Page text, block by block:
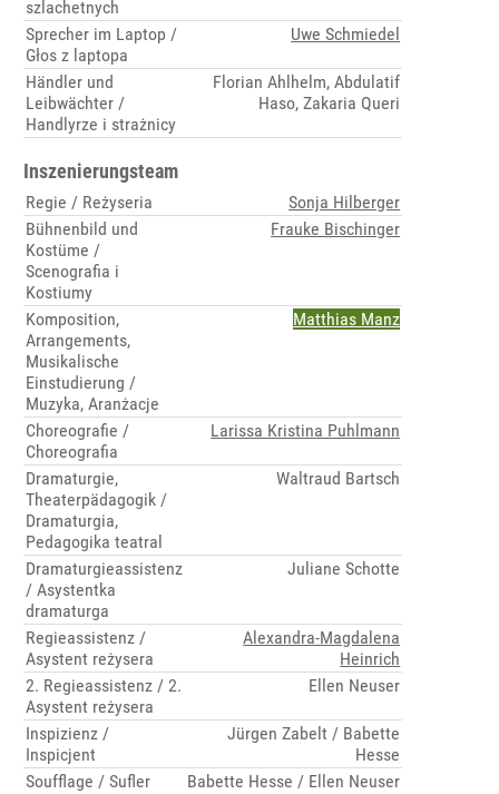
szlachetnych
Sprecher im Laptop /
Głos z laptopa
Uwe Schmiedel
Händler und
Leibwächter /
Handlyrze i strażnicy
Florian Ahlhelm, Abdulatif
Haso, Zakaria Queri
Inszenierungsteam
Regie / Reżyseria
Sonja Hilberger
Bühnenbild und
Kostüme /
Scenografia i
Kostiumy
Frauke Bischinger
Komposition,
Arrangements,
Musikalische
Einstudierung /
Muzyka, Aranżacje
Matthias Manz
Choreografie /
Choreografia
Larissa Kristina Puhlmann
Dramaturgie,
Theaterpädagogik /
Dramaturgia,
Pedagogika teatral
Waltraud Bartsch
Dramaturgieassistenz
/ Asystentka
dramaturga
Juliane Schotte
Regieassistenz /
Asystent reżysera
Alexandra-Magdalena
Heinrich
2. Regieassistenz / 2.
Asystent reżysera
Ellen Neuser
Inspizienz /
Inspicjent
Jürgen Zabelt / Babette
Hesse
Soufflage / Sufler
Babette Hesse / Ellen Neuser